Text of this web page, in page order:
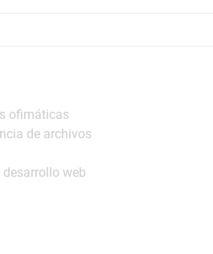
ofimáticas
de archivos
web